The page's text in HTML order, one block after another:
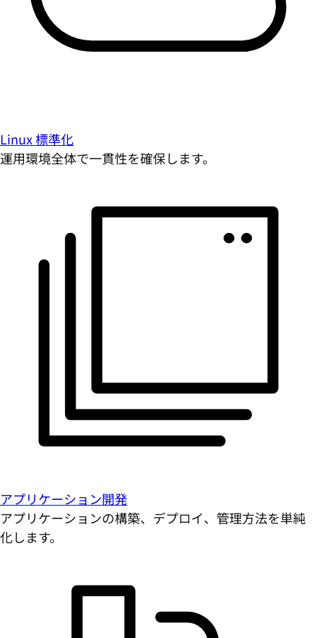
Linux 標準化
運用環境全体で一貫性を確保します。
アプリケーション開発
アプリケーションの構築、デプロイ、管理方法を単純
化します。